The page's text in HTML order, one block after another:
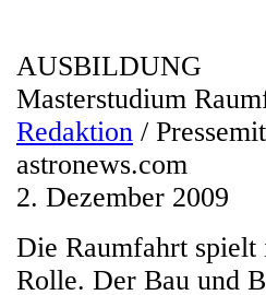
AUSBILDUNG
Masterstudium
Redaktion /
astronews.com
2. Dezember 2009
Die Raumfahrt spielt
Rolle. Der Bau und